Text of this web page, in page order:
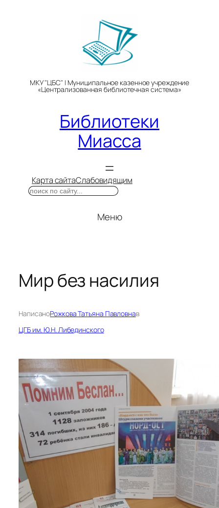
МКУ "ЦБС" | Муниципальное казенное учреждение
«Централизованная библиотечная система»
Библиотеки
Миасса
Карта сайтаСлабовидящим
Поиск
Меню
Мир без насилия
НаписаноРожкова Татьяна Павловнав
ЦГБ им. Ю.Н. Либединского